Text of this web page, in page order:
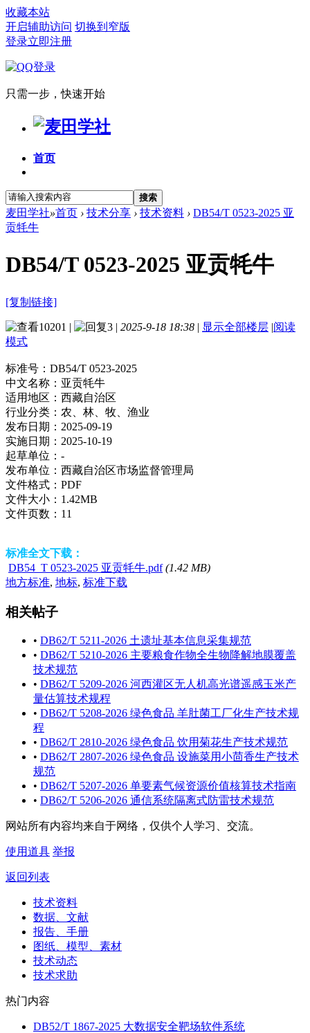
收藏本站
开启辅助访问 切换到窄版
登录立即注册
只需一步，快速开始
首页
搜索
麦田学社»首页 › 技术分享 › 技术资料 › DB54/T 0523-2025 亚
贡牦牛
DB54/T 0523-2025 亚贡牦牛
[复制链接]
10201 | 3 | 2025-9-18 18:38 | 显示全部楼层 |阅读
模式
标准号： DB54/T 0523-2025
中文名称： 亚贡牦牛
适用地区： 西藏自治区
行业分类： 农、林、牧、渔业
发布日期： 2025-09-19
实施日期： 2025-10-19
起草单位： -
发布单位： 西藏自治区市场监督管理局
文件格式： PDF
文件大小： 1.42MB
文件页数： 11
标准全文下载：
DB54_T 0523-2025 亚贡牦牛.pdf (1.42 MB)
地方标准, 地标, 标准下载
相关帖子
• DB62/T 5211-2026 土遗址基本信息采集规范
• DB62/T 5210-2026 主要粮食作物全生物降解地膜覆盖
技术规范
• DB62/T 5209-2026 河西灌区无人机高光谱遥感玉米产
量估算技术规程
• DB62/T 5208-2026 绿色食品 羊肚菌工厂化生产技术规
程
• DB62/T 2810-2026 绿色食品 饮用菊花生产技术规范
• DB62/T 2807-2026 绿色食品 设施菜用小茴香生产技术
规范
• DB62/T 5207-2026 单要素气候资源价值核算技术指南
• DB62/T 5206-2026 通信系统隔离式防雷技术规范
网站所有内容均来自于网络，仅供个人学习、交流。
使用道具 举报
返回列表
技术资料
数据、文献
报告、手册
图纸、模型、素材
技术动态
技术求助
热门内容
DB52/T 1867-2025 大数据安全靶场软件系统